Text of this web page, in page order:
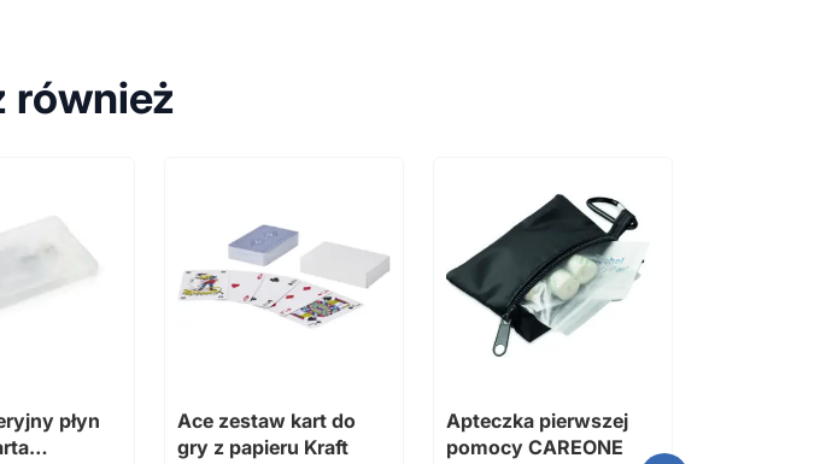
również
płyn
Ace zestaw kart do
gry z papieru Kraft
Apteczka pierwszej
pomocy CAREONE